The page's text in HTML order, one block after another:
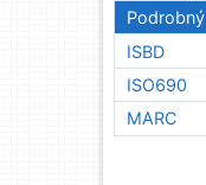
Podrobný
ISBD
ISO690
MARC